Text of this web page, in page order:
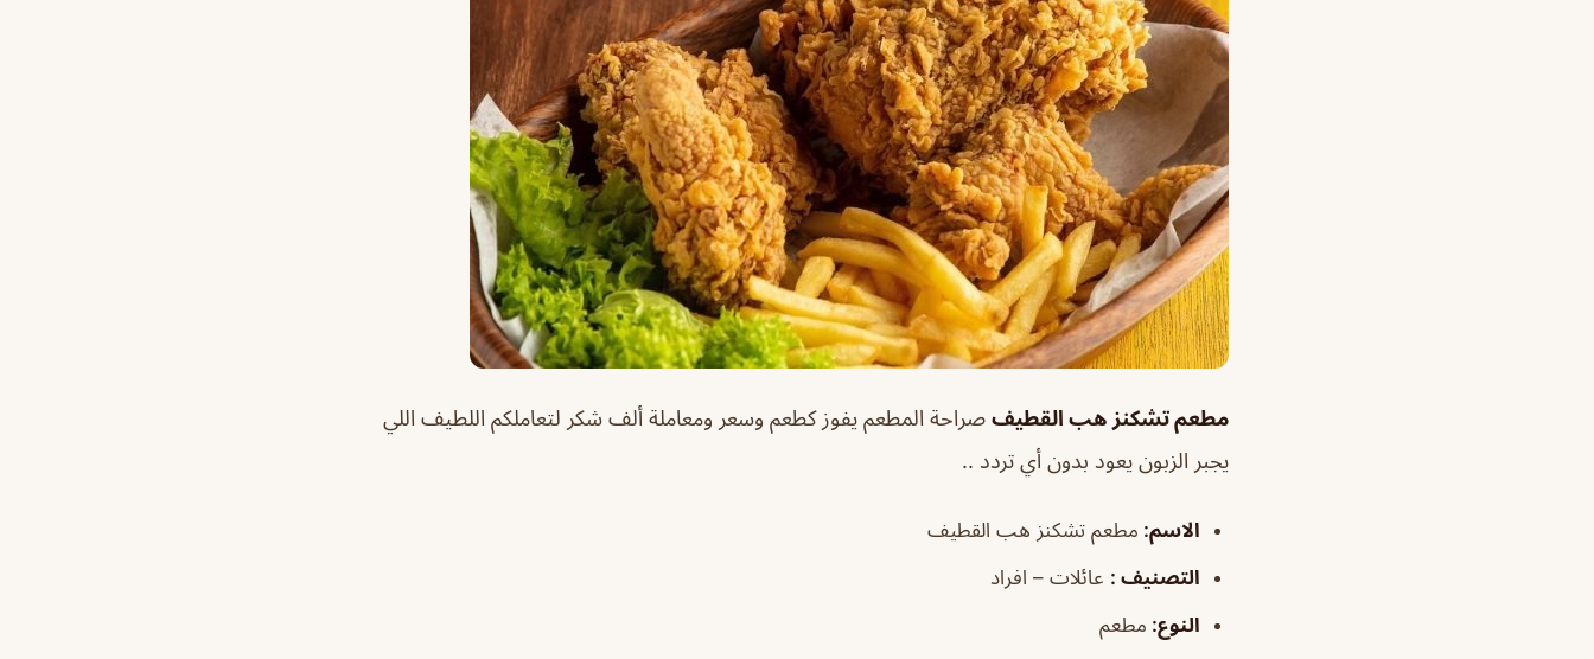
مطعم تشكنز هب القطيف صراحة المطعم يفوز كطعم وسعر ومعاملة ألف شكر لتعاملكم اللطيف اللي
يجبر الزبون يعود بدون أي تردد ..
الاسم: مطعم تشكنز هب القطيف
التصنيف : عائلات – افراد
النوع: مطعم